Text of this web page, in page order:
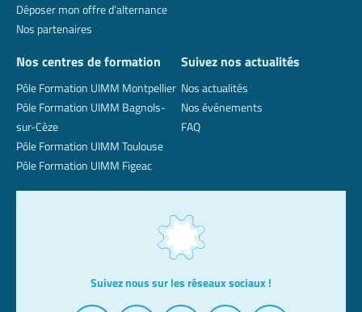
Déposer mon offre d’alternance
Nos partenaires
Nos centres de formation
Pôle Formation UIMM Montpellier
Pôle Formation UIMM Bagnols-
sur-Cèze
Pôle Formation UIMM Toulouse
Pôle Formation UIMM Figeac
Suivez nos actualités
Nos actualités
Nos événements
FAQ
Suivez nous sur les réseaux sociaux !